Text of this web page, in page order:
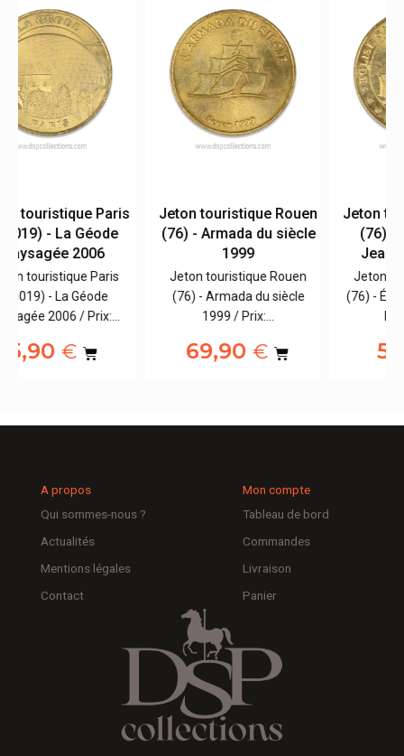
Jeton touristique Rouen
(76) - Armada du siècle
1999
Jeton touristique Rouen
(76) - Armada du siècle
1999 / Prix:…
69,90
Jeton touristique Rouen
(76) - Église Sainte
Jeanne D'arc 2006
Jeton touristique Rouen
(76) - Église Sainte Jeanne
D'arc 2006 /…
5,90
A propos
Qui sommes-nous ?
Actualités
Mentions légales
Contact
Mon compte
Tableau de bord
Commandes
Livraison
Panier